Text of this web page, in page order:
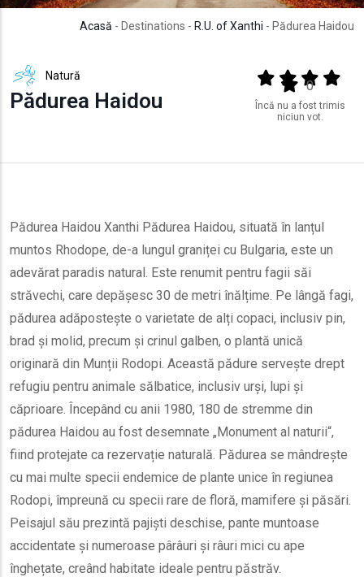
Acasă - Destinations - R.U. of Xanthi - Pădurea Haidou
Natură
Pădurea Haidou
Output format
(star)(star)(star)
(star)
0
Încă nu a fost trimis
niciun vot.
Pădurea Haidou Xanthi Pădurea Haidou, situată în lanțul
muntos Rhodope, de-a lungul graniței cu Bulgaria, este un
adevărat paradis natural. Este renumit pentru fagii săi
străvechi, care depășesc 30 de metri înălțime. Pe lângă fagi,
pădurea adăpostește o varietate de alți copaci, inclusiv pin,
brad și molid, precum și crinul galben, o plantă unică
originară din Munții Rodopi. Această pădure servește drept
refugiu pentru animale sălbatice, inclusiv urși, lupi și
căprioare. Începând cu anii 1980, 180 de stremme din
pădurea Haidou au fost desemnate „Monument al naturii“,
fiind protejate ca rezervație naturală. Pădurea se mândrește
cu mai multe specii endemice de plante unice în regiunea
Rodopi, împreună cu specii rare de floră, mamifere și păsări.
Peisajul său prezintă pajiști deschise, pante muntoase
accidentate și numeroase pârâuri și râuri mici cu ape
înghețate, creând habitate ideale pentru păstrăv.